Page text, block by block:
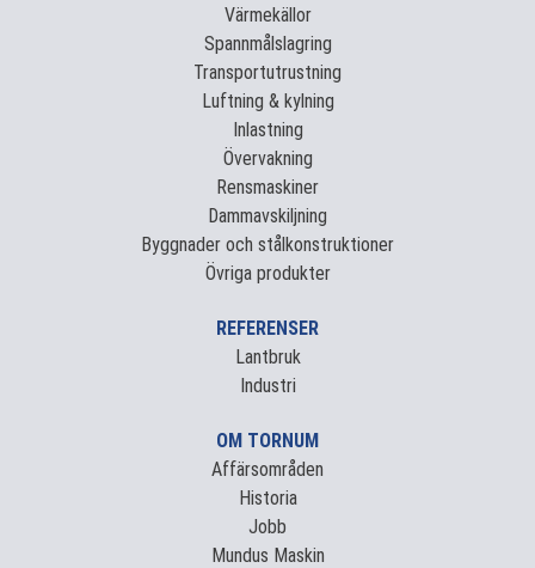
Värmekällor
Spannmålslagring
Transportutrustning
Luftning & kylning
Inlastning
Övervakning
Rensmaskiner
Dammavskiljning
Byggnader och stålkonstruktioner
Övriga produkter
REFERENSER
Lantbruk
Industri
OM TORNUM
Affärsområden
Historia
Jobb
Mundus Maskin